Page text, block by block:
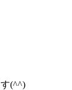
(^^)